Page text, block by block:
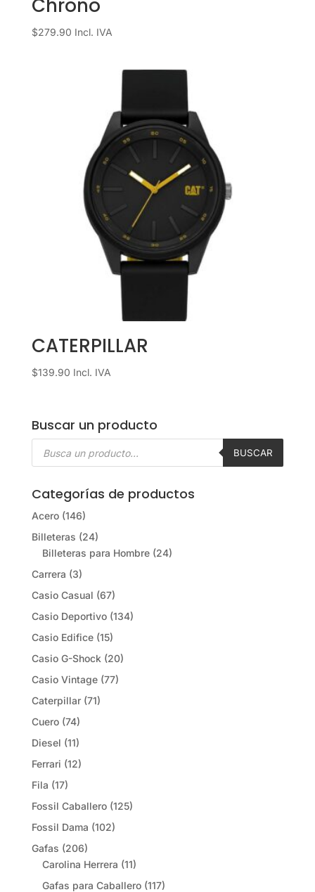
Chrono
$279.90 Incl. IVA
CATERPILLAR
$139.90 Incl. IVA
Buscar un producto
Búsqueda
BUSCAR
Categorías de productos
Acero (146)
Billeteras (24)
Billeteras para Hombre (24)
Carrera (3)
Casio Casual (67)
Casio Deportivo (134)
Casio Edifice (15)
Casio G-Shock (20)
Casio Vintage (77)
Caterpillar (71)
Cuero (74)
Diesel (11)
Ferrari (12)
Fila (17)
Fossil Caballero (125)
Fossil Dama (102)
Gafas (206)
Carolina Herrera (11)
Gafas para Caballero (117)